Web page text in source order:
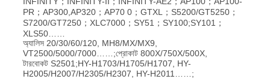
PR；AP300,AP320；AP70 0；GTXL；S5200/GT5250；
S7200/GT7250；XLC7000；SY51；SY100;SY101；
XLS50……
অ্যালিস 20/30/60/120, MH8/MX/MX9,
VT2500/5000/7000……;প্রোকাট 800X/750X/500X,
টারবোকট S2501;HY-H1703/H1705/H1707, HY-
H2005/H2007/H2305/H2307, HY-H2011……;